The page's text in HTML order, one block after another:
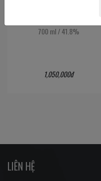
700 ml /41.8%
1,050,000đ
LIÊN HỆ